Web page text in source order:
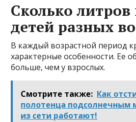
Сколько литров
детей разных
В каждый возрастной период
характерные особенности. Ее
больше, чем у взрослых.
Смотрите также: Как
полотенца подсолнечным
из сети работают!